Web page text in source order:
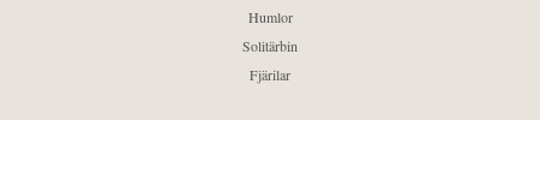
Humlor
Solitärbin
Fjärilar